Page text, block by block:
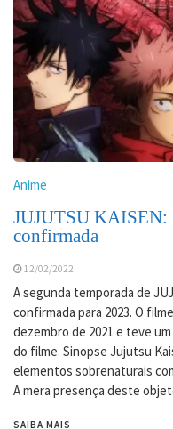
Anime
JUJUTSU KAISEN:
confirmada
12/02/2022
A segunda temporada de
confirmada para 2023. O
dezembro de 2021 e teve
do filme. Sinopse Jujutsu
elementos sobrenaturais
A mera presença deste
SAIBA MAIS